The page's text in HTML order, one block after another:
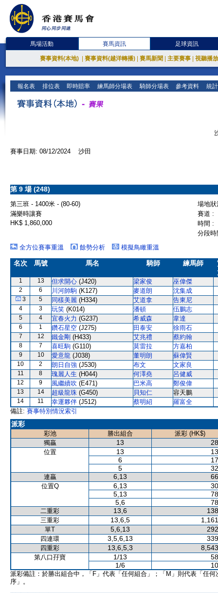
馬場活動 賽馬資訊 足球資訊
賽事資料(本地) 賽事資料(越洋轉播) 賽馬新聞 主要賽事 視聽播
報名表 排位表 即時賠率 練馬師分場表 騎師分場表 參考資料 統
賽事日期: 08/12/2024 沙田
第 9 場 (248)
第三班 - 1400米 - (80-60)
場地
滿樂時讓賽
賽道 :
HK$ 1,860,000
時間 :
分段
全方位賽事重溫
餘勢分析 模擬鳥瞰重溫
名次 馬號 馬名 騎師 練馬師
1 13 但求開心 (J420) 梁家俊 巫偉傑
2 6 川河帥駒 (K127) 麥道朗 沈集成
3 5 同樣美麗 (H334) 艾道拿 告東尼
4 3 玩笑 (K014) 潘頓 伍鵬志
5 4 宜春火力 (G237) 希威森 韋達
6 1 鑽石星空 (J275) 田泰安 徐雨石
7 12 鐵金剛 (H433) 艾兆禮 蔡約翰
8 7 喜旺駒 (G110) 莫雷拉 方嘉柏
9 10 愛意龍 (J038) 董明朗 蘇偉賢
10 2 朗日自強 (J530) 布文 文家良
11 8 瑰麗人生 (H044) 何澤堯 呂健威
12 9 風繼續吹 (E471) 巴米高 鄭俊偉
13 14 超級龍珠 (G450) 貝知仁 容天鵬
14 11 幸運夥伴 (J512) 蔡明紹
羅富全
備註: 賽事特別情況索引
派彩
彩池 勝出組合
派彩 (HK$)
獨贏
13
位置 13
6
5
連贏 6,13
位置Q 6,13
5,13
5,6
二重彩 13,6
三重彩 13,6,5
單T 5,6,13
四連環 3,5,6,13
四重彩 13,6,5,3
第八口孖寶 1/13
1/6
派彩備註：於勝出組合中，「F」代表「任何組合」；「M」則代表「任何
序」。